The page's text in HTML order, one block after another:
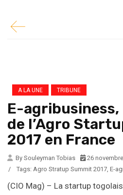
A LA UNE TRIBUNE
E-agribusiness,
de l’Agro
2017 en France
By Souleyman Tobias
26
/
Tags: Agro Stratup Summit 2017, E-
(CIO Mag) – La startup